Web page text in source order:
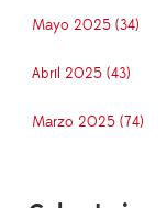
Mayo 2025 (34)
Abril 2025 (43)
Marzo 2025 (74)